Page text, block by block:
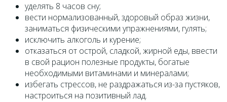
уделять 8 часов сну;
вести нормализованный, здоровый образ жизни,
заниматься физическими упражнениями, гулять;
исключить алкоголь и курение;
отказаться от острой, сладкой, жирной еды, ввести
в свой рацион полезные продукты, богатые
необходимыми витаминами и минералами;
избегать стрессов, не раздражаться из-за пустяков,
настроиться на позитивный лад.